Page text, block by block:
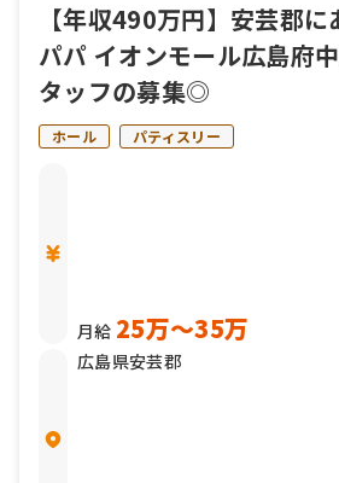
【年収490万円】安芸郡
パパ イオンモール広島府
タッフの募集◎
ホール パティスリー
月給 25万〜35万
広島県安芸郡